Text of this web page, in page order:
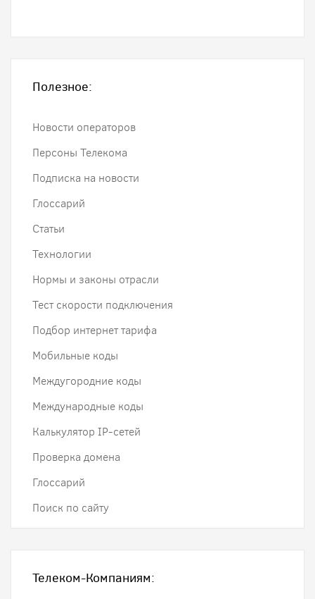
Полезное:
Новости операторов
Персоны Телекома
Подписка на новости
Глоссарий
Статьи
Технологии
Нормы и законы отрасли
Тест скорости подключения
Подбор интернет тарифа
Мобильные коды
Междугородние коды
Международные коды
Калькулятор IP-сетей
Проверка домена
Глоссарий
Поиск по сайту
Телеком-Компаниям: